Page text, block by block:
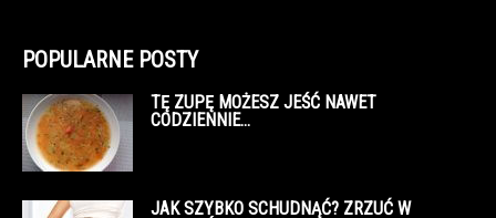
POPULARNE POSTY
TĘ ZUPĘ MOŻESZ JEŚĆ NAWET
CODZIENNIE…
JAK SZYBKO SCHUDNĄĆ? ZRZUĆ W